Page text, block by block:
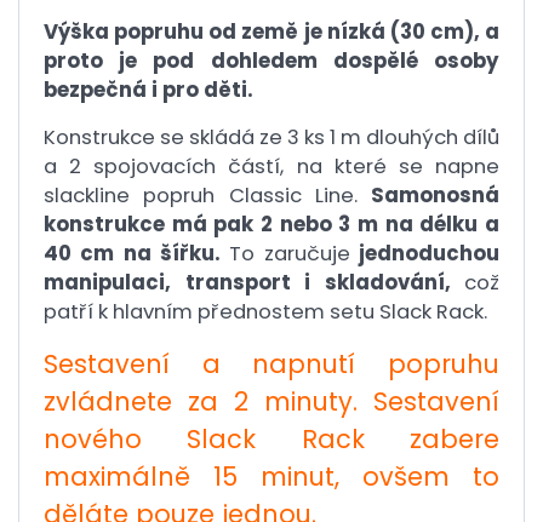
Výška popruhu od země je nízká (30 cm), a
proto je pod dohledem dospělé osoby
bezpečná i pro děti.
Konstrukce se skládá ze 3 ks 1 m dlouhých dílů
a 2 spojovacích částí, na které se napne
slackline popruh Classic Line. Samonosná
konstrukce má pak 2 nebo 3 m na délku a
40 cm na šířku. To zaručuje jednoduchou
manipulaci, transport i skladování, což
patří k hlavním přednostem setu Slack Rack.
Sestavení a napnutí popruhu
zvládnete za 2 minuty. Sestavení
nového Slack Rack zabere
maximálně 15 minut, ovšem to
děláte pouze jednou.